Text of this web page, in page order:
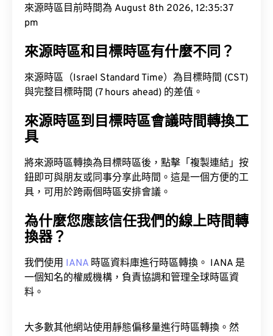
來源時區目前時間為 August 8th 2026, 12:35:38
pm
來源時區和目標時區有什麼不同？
來源時區（Israel Standard Time）為目標時間 (CST)
與完整目標時間 (7 hours ahead) 的差值。
來源時區到目標時區會議時間轉換工
具
將來源時區轉換為目標時區後，點擊「複製連結」按
鈕即可與朋友或同事分享此時間。這是一個方便的工
具，可用於跨兩個時區安排會議。
為什麼您應該信任我們的線上時間轉
換器？
我們使用 IANA 時區資料庫進行時區轉換。 IANA 是
一個知名的權威機構，負責協調和管理全球時區資
料。
大多數其他網站使用靜態偏移量進行時區轉換。然